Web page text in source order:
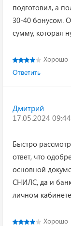
подготовил, а
30-40 бонусом.
сумму, которая
Хорошо
Ответить
Дмитрий
17.05.2024 09:44
Быстро
ответ, что
основной
СНИЛС, да и
личном
Хорошо